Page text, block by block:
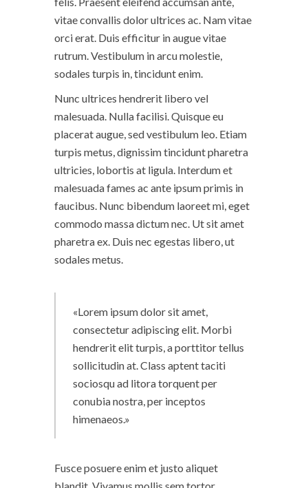
vitae convallis dolor ultrices ac. Nam vitae
orci erat. Duis efficitur in augue vitae
rutrum. Vestibulum in arcu molestie,
sodales turpis in, tincidunt enim.
Nunc ultrices hendrerit libero vel
malesuada. Nulla facilisi. Quisque eu
placerat augue, sed vestibulum leo. Etiam
turpis metus, dignissim tincidunt pharetra
ultricies, lobortis at ligula. Interdum et
malesuada fames ac ante ipsum primis in
faucibus. Nunc bibendum laoreet mi, eget
commodo massa dictum nec. Ut sit amet
pharetra ex. Duis nec egestas libero, ut
sodales metus.
Lorem ipsum dolor sit amet,
consectetur adipiscing elit. Morbi
hendrerit elit turpis, a porttitor tellus
sollicitudin at. Class aptent taciti
sociosqu ad litora torquent per
conubia nostra, per inceptos
himenaeos.
Fusce posuere enim et justo aliquet